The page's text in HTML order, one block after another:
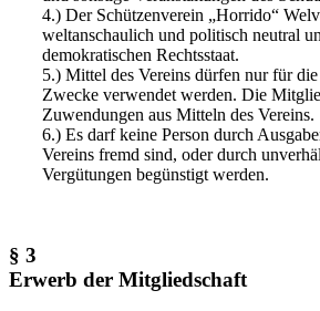
4.) Der Schützenverein „Horrido“
weltanschaulich und politisch neutral
demokratischen Rechtsstaat.
5.) Mittel des Vereins dürfen nur für die
Zwecke verwendet werden. Die
Zuwendungen aus Mitteln des Vereins.
6.) Es darf keine Person durch
Vereins fremd sind, oder durch
Vergütungen begünstigt werden.
§ 3
Erwerb der Mitgliedschaft